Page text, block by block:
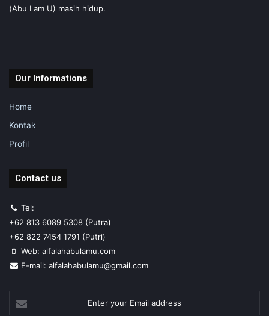
(Abu Lam U) masih hidup.
Our Informations
Home
Kontak
Profil
Contact us
Tel:
+62 813 6089 5308 (Putra)
+62 822 7454 1791 (Putri)
Web: alfalahabulamu.com
E-mail: alfalahabulamu@gmail.com
your